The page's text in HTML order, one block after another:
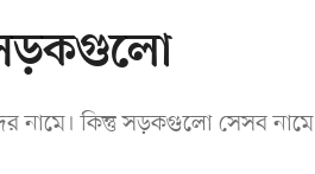
সড়কগুলো
নামে। কিন্তু সড়কগুলো সেসব নামে